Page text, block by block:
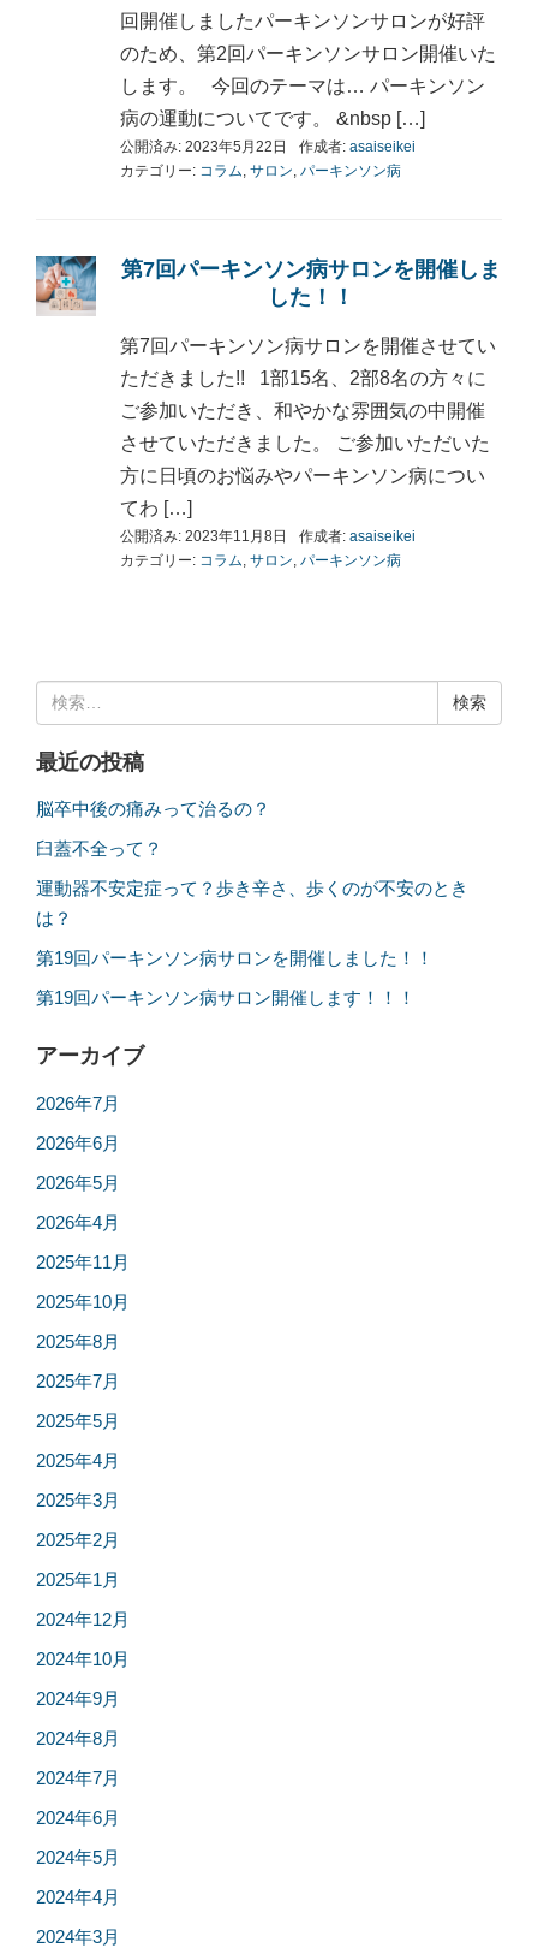
回開催しましたパーキンソンサロンが好評
のため、第2回パーキンソンサロン開催いた
します。 今回のテーマは… パーキンソン
病の運動についてです。 &nbsp […]
公開済み: 2023年5月22日 作成者: asaiseikei
カテゴリー: コラム サロン パーキンソン病
第7回パーキンソン病サロンを開催しま
した！！
第7回パーキンソン病サロンを開催させてい
ただきました!! 1部15名、2部8名の方々に
ご参加いただき、和やかな雰囲気の中開催
させていただきました。 ご参加いただいた
方に日頃のお悩みやパーキンソン病につい
てわ […]
公開済み: 2023年11月8日 作成者: asaiseikei
カテゴリー: コラム サロン パーキンソン病
索:
最近の投稿
脳卒中後の痛みって治るの？
臼蓋不全って？
運動器不安定症って？歩き辛さ、歩くのが不安のとき
は？
第19回パーキンソン病サロンを開催しました！！
第19回パーキンソン病サロン開催します！！！
アーカイブ
2026年7月
2026年6月
2026年5月
2026年4月
2025年11月
2025年10月
2025年8月
2025年7月
2025年5月
2025年4月
2025年3月
2025年2月
2025年1月
2024年12月
2024年10月
2024年9月
2024年8月
2024年7月
2024年6月
2024年5月
2024年4月
2024年3月